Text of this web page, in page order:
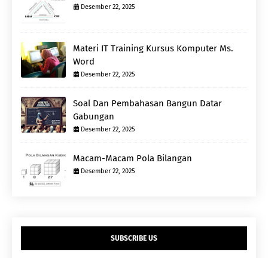
Desember 22, 2025
Materi IT Training Kursus Komputer Ms.
Word
Desember 22, 2025
Soal Dan Pembahasan Bangun Datar
Gabungan
Desember 22, 2025
Macam-Macam Pola Bilangan
Desember 22, 2025
SUBSCRIBE US